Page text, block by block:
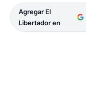
Agregar El
Libertador en